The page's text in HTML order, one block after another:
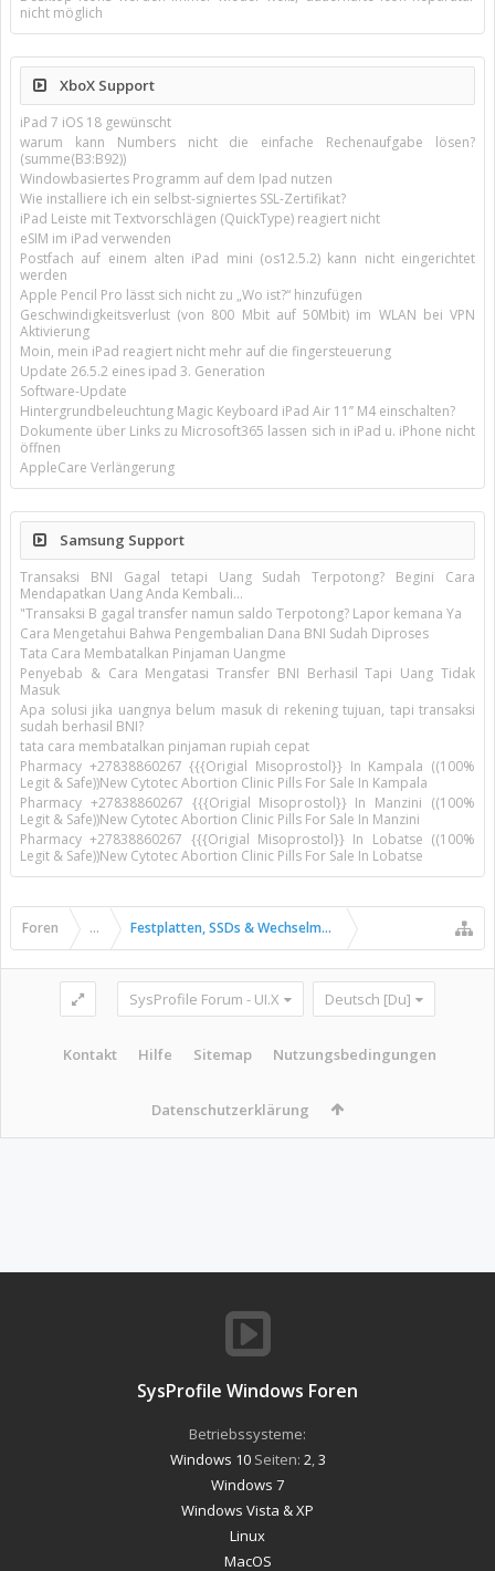
nicht möglich
XboX Support
iPad 7 iOS 18 gewünscht
warum kann Numbers nicht die einfache Rechenaufgabe lösen?
(summe(B3:B92))
Windowbasiertes Programm auf dem Ipad nutzen
Wie installiere ich ein selbst-signiertes SSL-Zertifikat?
iPad Leiste mit Textvorschlägen (QuickType) reagiert nicht
eSIM im iPad verwenden
Postfach auf einem alten iPad mini (os12.5.2) kann nicht eingerichtet
werden
Apple Pencil Pro lässt sich nicht zu „Wo ist?“ hinzufügen
Geschwindigkeitsverlust (von 800 Mbit auf 50Mbit) im WLAN bei VPN
Aktivierung
Moin, mein iPad reagiert nicht mehr auf die fingersteuerung
Update 26.5.2 eines ipad 3. Generation
Software-Update
Hintergrundbeleuchtung Magic Keyboard iPad Air 11’’ M4 einschalten?
Dokumente über Links zu Microsoft365 lassen sich in iPad u. iPhone nicht
öffnen
AppleCare Verlängerung
Samsung Support
Transaksi BNI Gagal tetapi Uang Sudah Terpotong? Begini Cara
Mendapatkan Uang Anda Kembali...
"Transaksi B gagal transfer namun saldo Terpotong? Lapor kemana Ya
Cara Mengetahui Bahwa Pengembalian Dana BNI Sudah Diproses
Tata Cara Membatalkan Pinjaman Uangme
Penyebab & Cara Mengatasi Transfer BNI Berhasil Tapi Uang Tidak
Masuk
Apa solusi jika uangnya belum masuk di rekening tujuan, tapi transaksi
sudah berhasil BNI?
tata cara membatalkan pinjaman rupiah cepat
Pharmacy +27838860267 {{{Origial Misoprostol}} In Kampala ((100%
Legit & Safe))New Cytotec Abortion Clinic Pills For Sale In Kampala
Pharmacy +27838860267 {{{Origial Misoprostol}} In Manzini ((100%
Legit & Safe))New Cytotec Abortion Clinic Pills For Sale In Manzini
Pharmacy +27838860267 {{{Origial Misoprostol}} In Lobatse ((100%
Legit & Safe))New Cytotec Abortion Clinic Pills For Sale In Lobatse
Foren ... Festplatten, SSDs & Wechselmedien
SysProfile Forum - UI.X Deutsch [Du]
Kontakt Hilfe Sitemap Nutzungsbedingungen
Datenschutzerklärung
SysProfile Windows Foren
Betriebssysteme:
Windows 10Seiten: 2 3
Windows 7
Windows Vista & XP
Linux
MacOS